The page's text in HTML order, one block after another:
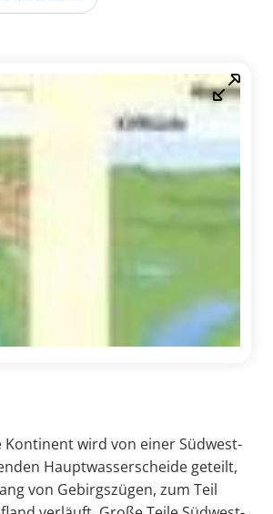
Kontinent wird von einer Südwest-
Hauptwasserscheide geteilt,
von Gebirgszügen, zum Teil